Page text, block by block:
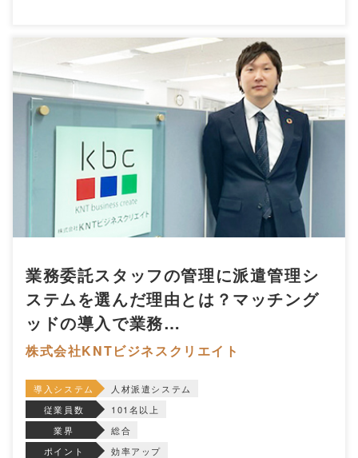
業務委託スタッフの管理に派遣管理シ
ステムを選んだ理由とは？マッチング
ッドの導入で業務…
株式会社KNTビジネスクリエイト
導入システム
人材派遣システム
従業員数
101名以上
業界
総合
ポイント
効率アップ